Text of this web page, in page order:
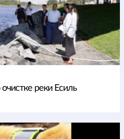
реки Есиль